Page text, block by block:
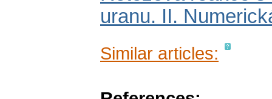
uranu. II.
Similar articles: